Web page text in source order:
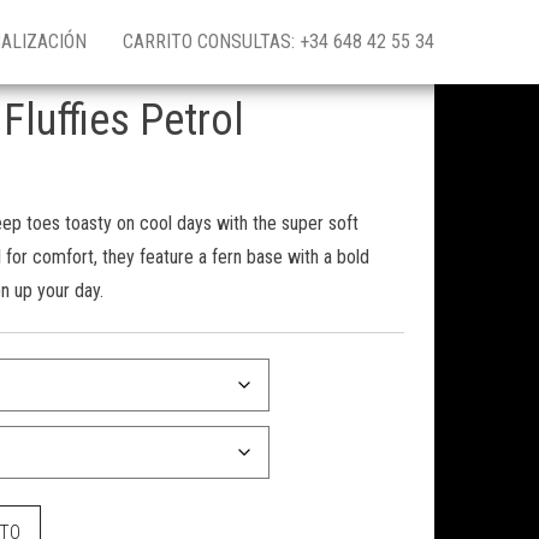
CARRITO CONSULTAS: +34 648 42 55 34
Petrol
toes toasty on cool days with the super soft
for comfort, they feature a fern base with a bold
up your day.